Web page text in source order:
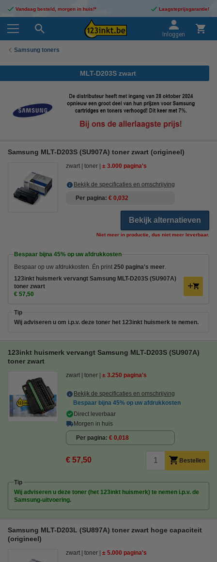
Vandaag besteld, morgen in huis!* Laagsteprijsgarantie!
Inloggen
Samsung toners
MLT-D203S zwart
Samsung MLT-D203S (SU907A) toner zwart (origineel)
zwart toner ± 3.000 pagina's
Bekijk de specificaties en omschrijving
Per pagina € 0,032
Bekijk alternatieven
Niet meer in productie, dus niet meer leverbaar.
Bespaar bijna 45% op uw afdrukkosten
Bespaar op uw afdrukkosten. Én print 250 pagina's meer.
123inkt huismerk vervangt Samsung MLT-D203S (SU907A)
toner zwart
€ 57,50
Tip
Wij adviseren u om i.p.v. deze toner het 123inkt huismerk te nemen.
123inkt huismerk vervangt Samsung MLT-D203S (SU907A)
toner zwart
zwart toner ± 3.250 pagina's
Bekijk de specificaties en omschrijving
Bespaar bijna 45% op uw afdrukkosten
Direct leverbaar
Morgen in huis
Per pagina € 0,018
€ 57,50 Bestellen
Tip
Wij adviseren u deze toner (het 123inkt huismerk) te nemen i.p.v. de
Samsung-uitvoering.
Samsung MLT-D203L (SU897A) toner zwart hoge capaciteit
(origineel)
zwart toner ± 5.000 pagina's